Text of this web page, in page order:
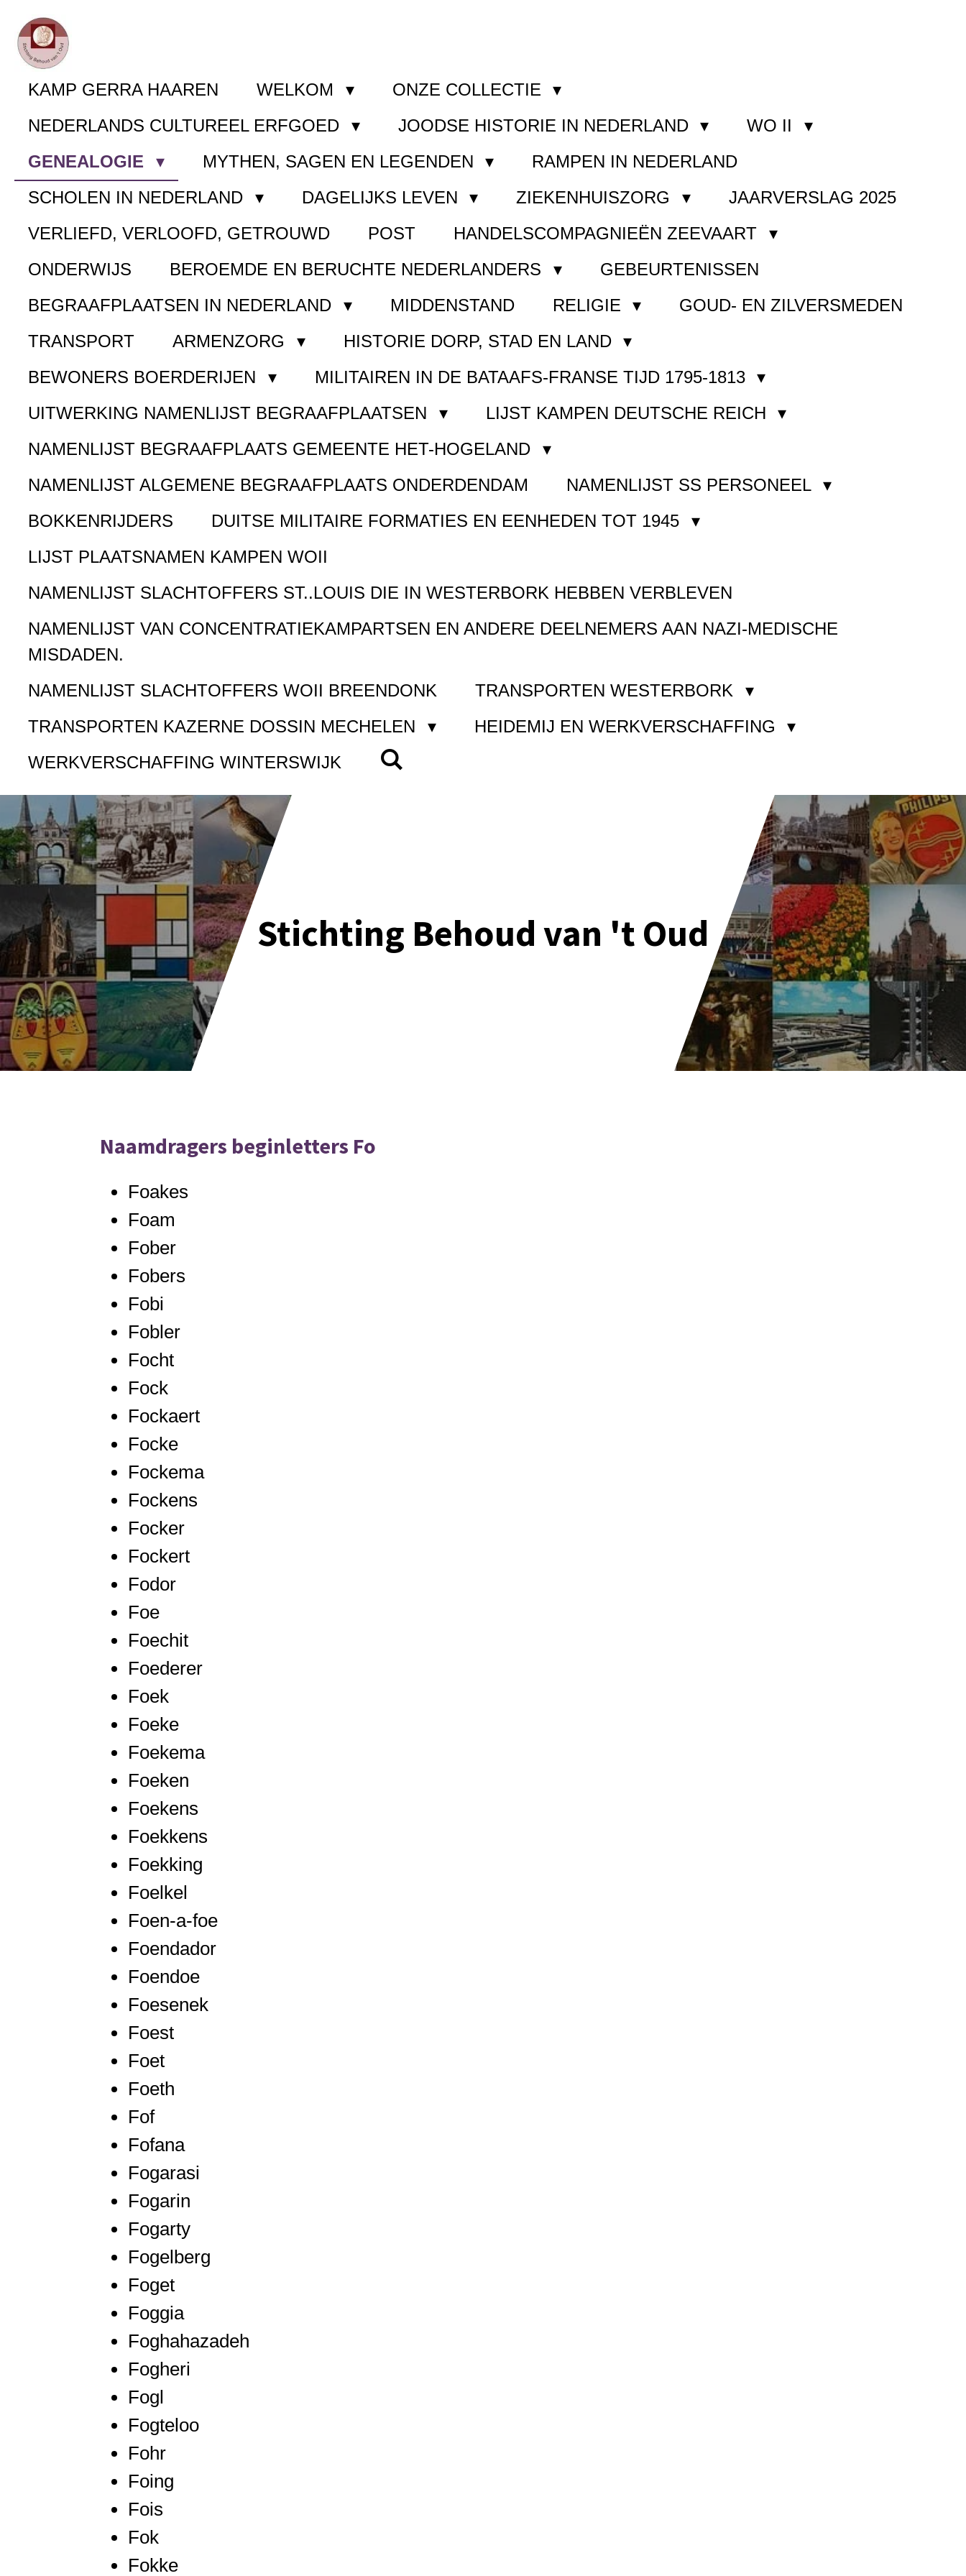
Ga
direct
naar
hoofdinhoud
KAMP GERRA HAAREN WELKOM
ONZE COLLECTIE
NEDERLANDS CULTUREEL ERFGOED
JOODSE HISTORIE IN NEDERLAND
WO II
GENEALOGIE
MYTHEN, SAGEN EN LEGENDEN
RAMPEN IN NEDERLAND
SCHOLEN IN NEDERLAND
DAGELIJKS LEVEN ZIEKENHUISZORG
JAARVERSLAG 2025
VERLIEFD, VERLOOFD, GETROUWD
POST
HANDELSCOMPAGNIEËN ZEEVAART
ONDERWIJS
BEROEMDE EN BERUCHTE NEDERLANDERS
GEBEURTENISSEN
BEGRAAFPLAATSEN IN NEDERLAND
MIDDENSTAND RELIGIE
GOUD- EN ZILVERSMEDEN
TRANSPORT
ARMENZORG
HISTORIE DORP, STAD EN LAND
BEWONERS BOERDERIJEN
MILITAIREN IN DE BATAAFS-FRANSE TIJD 1795-1813
UITWERKING NAMENLIJST BEGRAAFPLAATSEN
LIJST KAMPEN DEUTSCHE REICH
NAMENLIJST BEGRAAFPLAATS GEMEENTE HET-HOGELAND
NAMENLIJST ALGEMENE BEGRAAFPLAATS ONDERDENDAM
NAMENLIJST SS PERSONEEL
BOKKENRIJDERS
DUITSE MILITAIRE FORMATIES EN EENHEDEN TOT 1945
LIJST PLAATSNAMEN KAMPEN WOII
NAMENLIJST SLACHTOFFERS ST..LOUIS DIE IN WESTERBORK HEBBEN VERBLEVEN
NAMENLIJST VAN CONCENTRATIEKAMPARTSEN EN ANDERE DEELNEMERS AAN NAZI-MEDISCHE
MISDADEN.
NAMENLIJST SLACHTOFFERS WOII BREENDONK
TRANSPORTEN WESTERBORK
TRANSPORTEN KAZERNE DOSSIN MECHELEN
HEIDEMIJ EN WERKVERSCHAFFING
WERKVERSCHAFFING WINTERSWIJK
Stichting Behoud van 't Oud
Naamdragers beginletters Fo
Foakes
Foam
Fober
Fobers
Fobi
Fobler
Focht
Fock
Fockaert
Focke
Fockema
Fockens
Focker
Fockert
Fodor
Foe
Foechit
Foederer
Foek
Foeke
Foekema
Foeken
Foekens
Foekkens
Foekking
Foelkel
Foen-a-foe
Foendador
Foendoe
Foesenek
Foest
Foet
Foeth
Fof
Fofana
Fogarasi
Fogarin
Fogarty
Fogelberg
Foget
Foggia
Foghahazadeh
Fogheri
Fogl
Fogteloo
Fohr
Foing
Fois
Fok
Fokke